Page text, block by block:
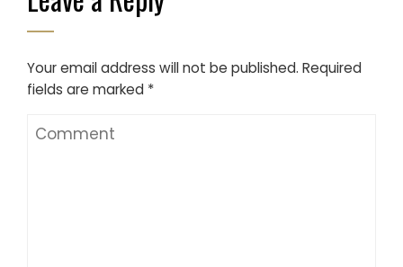
Your email address will not be published. Required
fields are marked *